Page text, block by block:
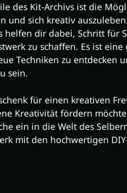
des Kit-Archivs ist die
und sich kreativ
helfen dir dabei, Schritt für
zu schaffen. Es ist
Techniken zu entdecken
sein.
für einen kreativen
Kreativität fördern
ein in die Welt des
mit den hochwertigen